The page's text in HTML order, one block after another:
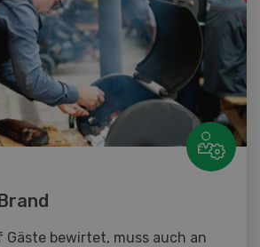
Gäste bewirtet, muss auch an